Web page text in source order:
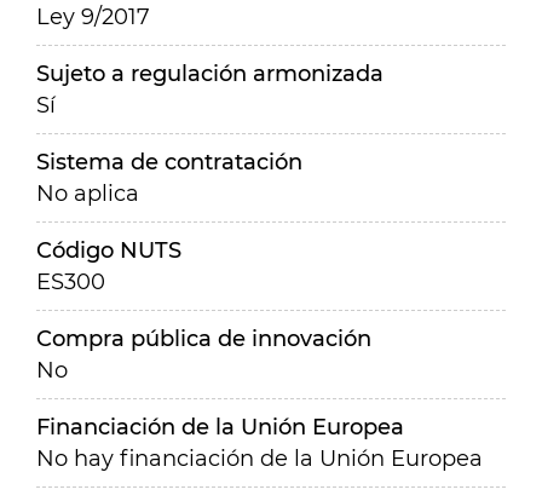
Ley 9/2017
Sujeto a regulación armonizada
Sí
Sistema de contratación
No aplica
Código NUTS
ES300
Compra pública de innovación
No
Financiación de la Unión Europea
No hay financiación de la Unión Europea